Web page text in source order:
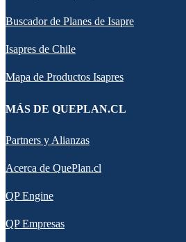
Buscador de Planes de Isapre
Isapres de Chile
Mapa de Productos Isapres
MÁS DE QUEPLAN.CL
Partners y Alianzas
Acerca de QuePlan.cl
QP Engine
QP Empresas